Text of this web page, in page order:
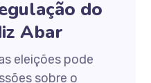
do
Abar
eleições pode
sobre o